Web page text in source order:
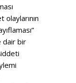
dair bir